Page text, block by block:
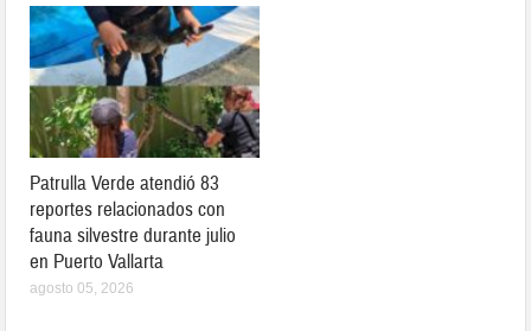
Patrulla Verde atendió 83
reportes relacionados con
fauna silvestre durante julio
en Puerto Vallarta
agosto 05, 2026